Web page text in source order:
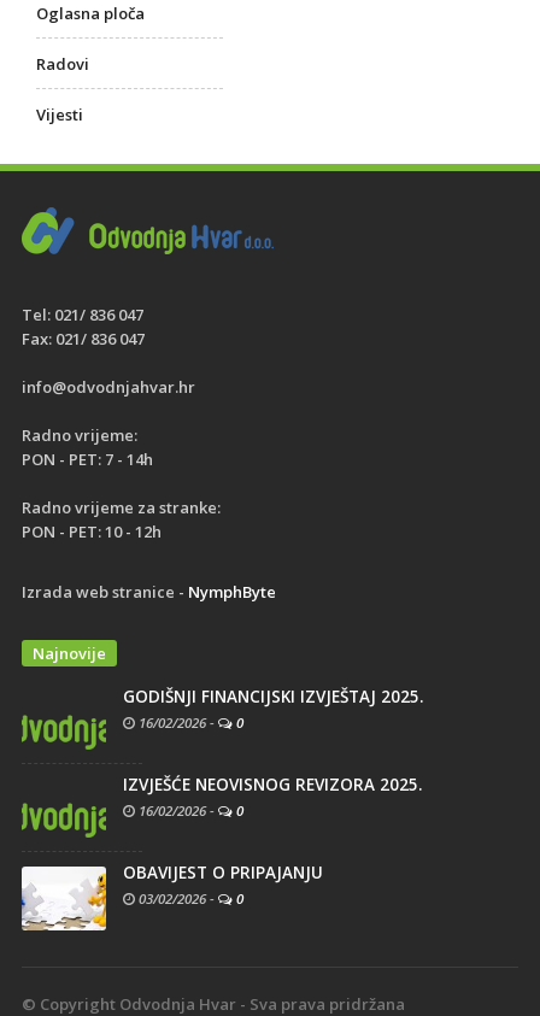
Oglasna ploča
Radovi
Vijesti
Tel: 021/ 836 047
Fax: 021/ 836 047
info@odvodnjahvar.hr
Radno vrijeme:
PON - PET: 7 - 14h
Radno vrijeme za stranke:
PON - PET: 10 - 12h
Izrada web stranice - NymphByte
Najnovije
GODIŠNJI FINANCIJSKI IZVJEŠTAJ 2025.
16/02/2026- 0
IZVJEŠĆE NEOVISNOG REVIZORA 2025.
16/02/2026- 0
OBAVIJEST O PRIPAJANJU
03/02/2026- 0
© Copyright Odvodnja Hvar - Sva prava pridržana